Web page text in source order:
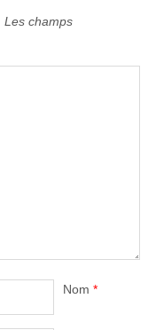
Les champs
Nom *